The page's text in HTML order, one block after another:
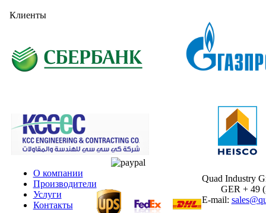
Клиенты
О компании
Производители
Услуги
Контакты
Quad Industry
GER + 49
E-mail: